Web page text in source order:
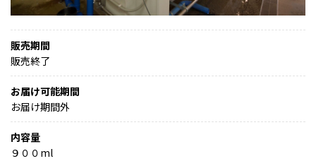
販売期間
販売終了
お届け可能期間
お届け期間外
内容量
９００ml